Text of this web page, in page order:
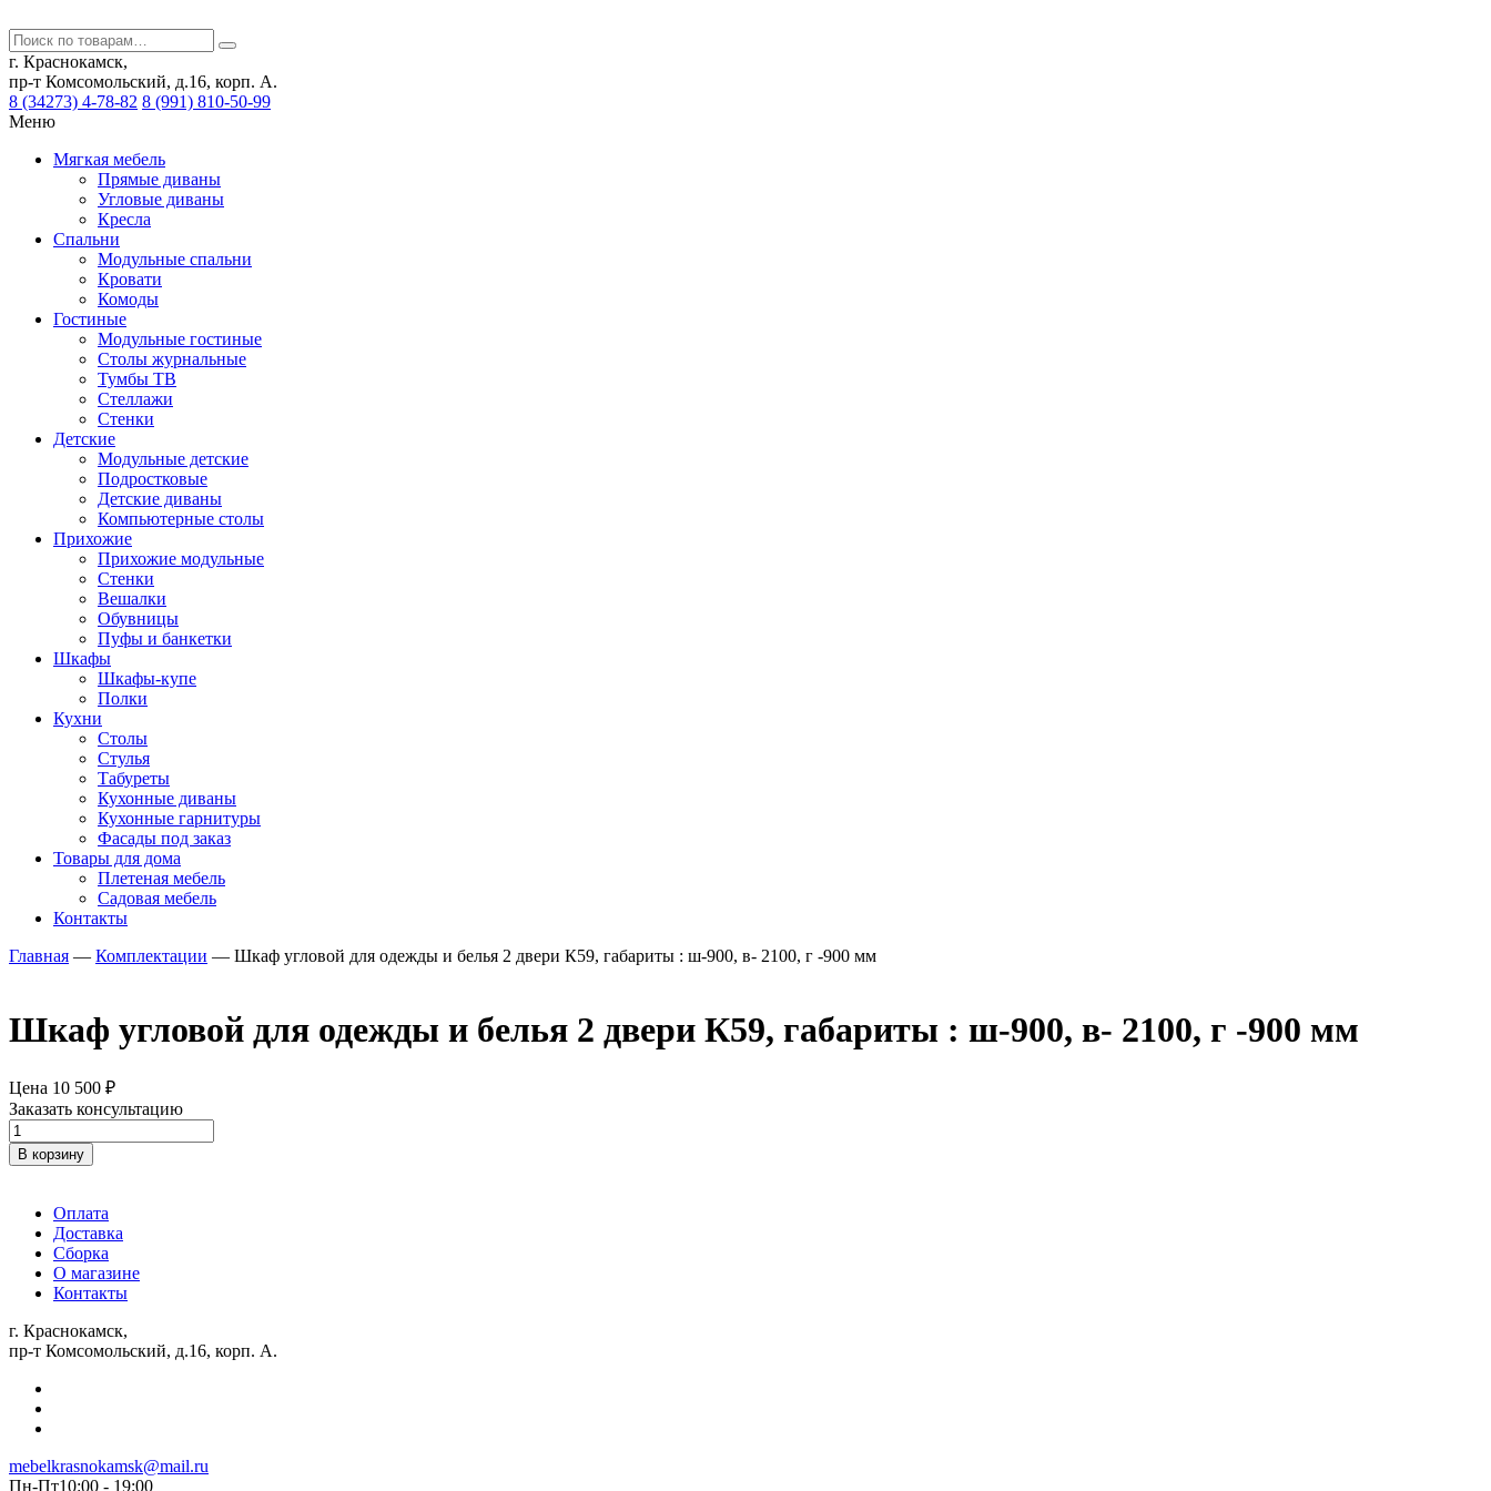
г. Краснокамск,
пр-т Комсомольский, д.16, корп. А.
8 (34273) 4-78-82 8 (991) 810-50-99
Меню
Мягкая мебель
Прямые диваны
Угловые диваны
Кресла
Спальни
Модульные спальни
Кровати
Комоды
Гостиные
Модульные гостиные
Столы журнальные
Тумбы ТВ
Стеллажи
Стенки
Детские
Модульные детские
Подростковые
Детские диваны
Компьютерные столы
Прихожие
Прихожие модульные
Стенки
Вешалки
Обувницы
Пуфы и банкетки
Шкафы
Шкафы-купе
Полки
Кухни
Столы
Стулья
Табуреты
Кухонные диваны
Кухонные гарнитуры
Фасады под заказ
Товары для дома
Плетеная мебель
Садовая мебель
Контакты
Главная — Комплектации — Шкаф угловой для одежды и белья 2 двери К59, габариты : ш-900, в- 2100, г -900 мм
Шкаф угловой для одежды и белья 2 двери К59, габариты : ш-900, в- 2100, г -900 мм
Цена 10 500 ₽
Заказать консультацию
Количество
товара
Шкаф
одежды
белья
К59,
габариты
ш-900,
2100,
-900
мм
В корзину
Оплата
Доставка
Сборка
О магазине
Контакты
г. Краснокамск,
пр-т Комсомольский, д.16, корп. А.
mebelkrasnokamsk@mail.ru
Пн-Пт10:00 - 19:00